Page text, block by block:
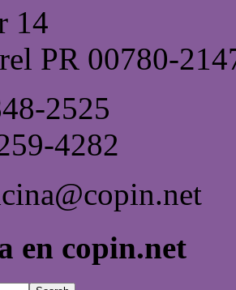
14
PR 00780-
2525
4282
en copin.net